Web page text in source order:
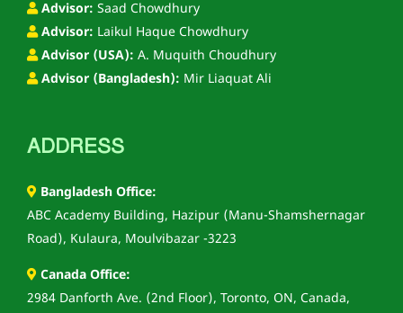
Advisor: Saad Chowdhury
Advisor: Laikul Haque Chowdhury
Advisor (USA): A. Muquith Choudhury
Advisor (Bangladesh): Mir Liaquat Ali
ADDRESS
Bangladesh Office:
ABC Academy Building, Hazipur (Manu-Shamshernagar
Road), Kulaura, Moulvibazar -3223
Canada Office:
2984 Danforth Ave. (2nd Floor), Toronto, ON, Canada,